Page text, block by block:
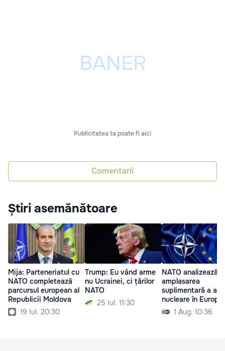
Publicitatea ta poate fi aici
Comentarii
Știri asemănătoare
Mija: Parteneriatul cu
NATO completează
parcursul european al
Republicii Moldova
19 Iul. 20:30
Trump: Eu vând arme
nu Ucrainei, ci țărilor
NATO
25 Iul. 11:30
NATO analizează
amplasarea
suplimentară a
nucleare în Europa
1 Aug. 10:36